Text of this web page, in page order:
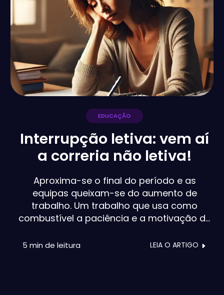
EDUCAÇÃO
Interrupção letiva: vem aí
a correria não letiva!
Aproxima-se o final do período e as
equipas queixam-se do aumento de
trabalho. Um trabalho que usa como
combustível a paciência e a motivação de
sustentável e deixa uma enorme pegada
5 min de leitura LEIA O ARTIGO